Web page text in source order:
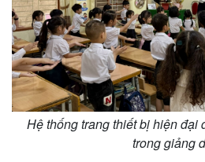
Hệ thống trang thiết bị hiện đại
trong giảng